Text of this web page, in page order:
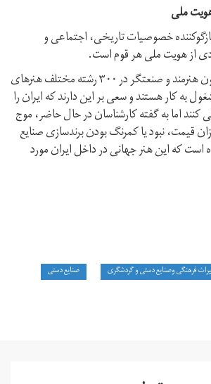
ملی
خصوصیات تاریخی، اجتماعی و
از هویت ملی هر قوم است.
در ایران بیش از ۳ میلیون هنرمند و صنعتگر در ۳۰۰ رشته مختلف هنرهای
به کار هستند و سعی بر این دارند که ایران را
کنند اما به گفته کارشناسان در حال حاضر، موج
قیمت، نبود یا کمرنگ بودن برندسازی صنایع
که این هنر جهانی در داخل ایران مورد
فرهنگی وصنایع دستی و گردشگری
صنایع دستی